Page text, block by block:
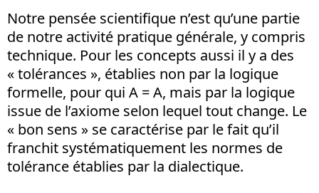
Notre pensée scientifique n’est qu’une partie
de notre activité pratique générale, y compris
technique. Pour les concepts aussi il y a des
« tolérances », établies non par la logique
formelle, pour qui A = A, mais par la logique
issue de l’axiome selon lequel tout change. Le
« bon sens » se caractérise par le fait qu’il
franchit systématiquement les normes de
tolérance établies par la dialectique.